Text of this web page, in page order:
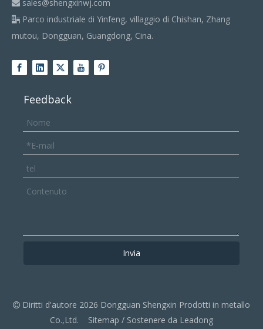
 sales@shengxinwj.com
 Parco industriale di Yinfeng, villaggio di Chishan, Zhang
mutou, Dongguan, Guangdong, Cina.
Feedback
Invia
 Diritti d'autore 2026 Dongguan Shengxin Prodotti in metallo
Co.,Ltd. Sitemap / Sostenere da Leadong